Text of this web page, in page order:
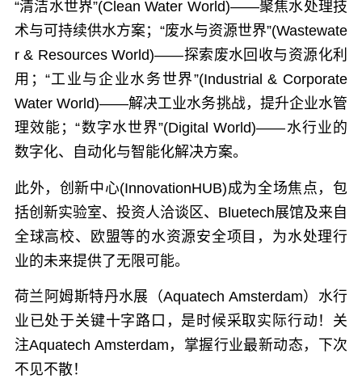
“清洁水世界”(Clean Water World)——聚焦水处理技
术与可持续供水方案；“废水与资源世界”(Wastewate
r & Resources World)——探索废水回收与资源化利
用；“工业与企业水务世界”(Industrial & Corporate
Water World)——解决工业水务挑战，提升企业水管
理效能；“数字水世界”(Digital World)——水行业的
数字化、自动化与智能化解决方案。
此外，创新中心(InnovationHUB)成为全场焦点，包
括创新实验室、投资人洽谈区、Bluetech展馆及来自
全球高校、欧盟等的水资源安全项目，为水处理行
业的未来提供了无限可能。
荷兰阿姆斯特丹水展（Aquatech Amsterdam）水行
业已处于关键十字路口，是时候采取实际行动！关
注Aquatech Amsterdam，掌握行业最新动态，下次
不见不散！